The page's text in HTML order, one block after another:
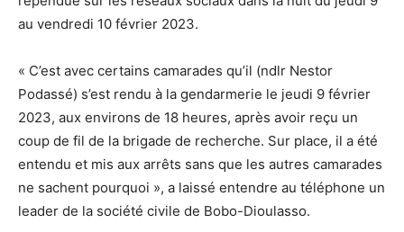
au vendredi 10 février 2023.
« C’est avec certains camarades qu’il (ndlr Nestor
Podassé) s’est rendu à la gendarmerie le jeudi 9 février
2023, aux environs de 18 heures, après avoir reçu un
coup de fil de la brigade de recherche. Sur place, il a été
entendu et mis aux arrêts sans que les autres camarades
ne sachent pourquoi », a laissé entendre au téléphone un
leader de la société civile de Bobo-Dioulasso.